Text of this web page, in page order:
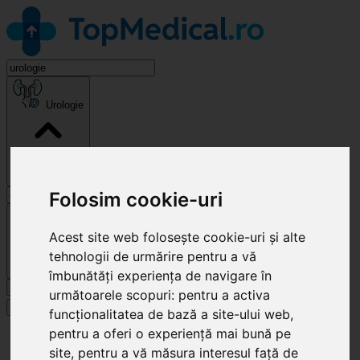
Folosim cookie-uri
Acest site web folosește cookie-uri și alte
tehnologii de urmărire pentru a vă
îmbunătăți experiența de navigare în
următoarele scopuri: pentru a activa
funcționalitatea de bază a site-ului web,
pentru a oferi o experiență mai bună pe
site, pentru a vă măsura interesul față de
Urologie
Specialități
Clinici
Cluj-Napoca